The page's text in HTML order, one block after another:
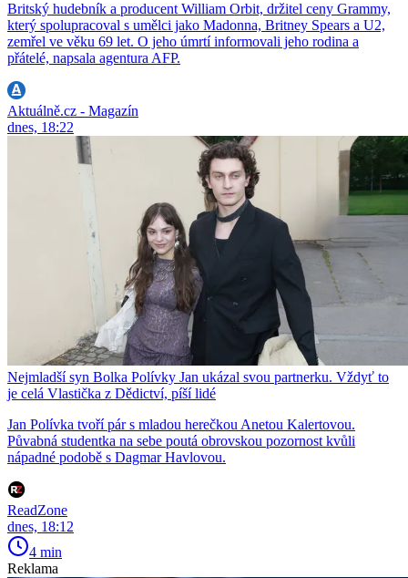
Britský hudebník a producent William Orbit, držitel ceny Grammy,
který spolupracoval s umělci jako Madonna, Britney Spears a U2,
zemřel ve věku 69 let. O jeho úmrtí informovali jeho rodina a
přátelé, napsala agentura AFP.
Aktuálně.cz - Magazín
dnes, 18:22
Nejmladší syn Bolka Polívky Jan ukázal svou partnerku. Vždyť to
je celá Vlastička z Dědictví, píší lidé
Jan Polívka tvoří pár s mladou herečkou Anetou Kalertovou.
Půvabná studentka na sebe poutá obrovskou pozornost kvůli
nápadné podobě s Dagmar Havlovou.
ReadZone
dnes, 18:12
4 min
Reklama